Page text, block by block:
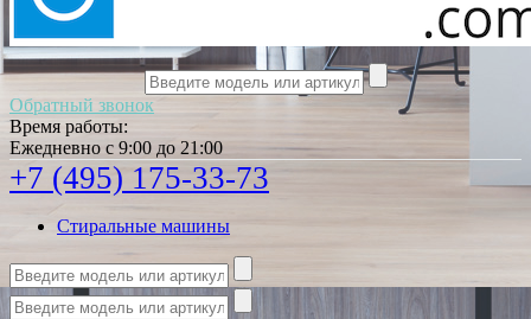
Обратный звонок
Время работы:
Ежедневно с 9:00 до 21:00
+7 (495) 175-33-73
Стиральные машины